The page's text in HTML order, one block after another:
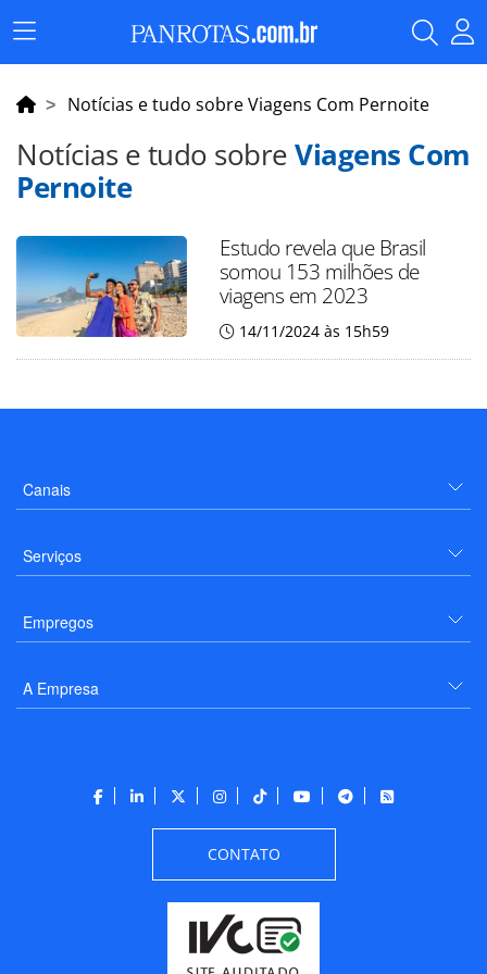
Menu
Principal
Notícias e tudo sobre Viagens Com Pernoite
Notícias e tudo sobreViagens Com
Pernoite
Estudo revela que Brasil
somou 153 milhões de
viagens em 2023
14/11/2024 às 15h59
Canais
Serviços
Empregos
A Empresa
CONTATO